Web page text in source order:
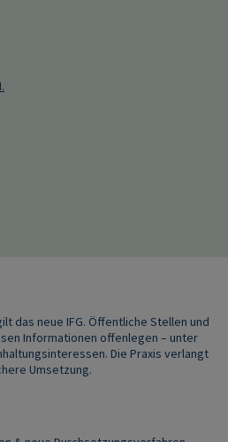
das neue IFG. Öffentliche Stellen und
Informationen offenlegen – unter
Die Praxis verlangt
Umsetzung.